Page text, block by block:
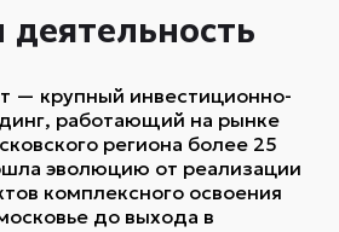
— крупный инвестиционно-
работающий на рынке
региона более 25
эволюцию от реализации
комплексного освоения
до выхода в